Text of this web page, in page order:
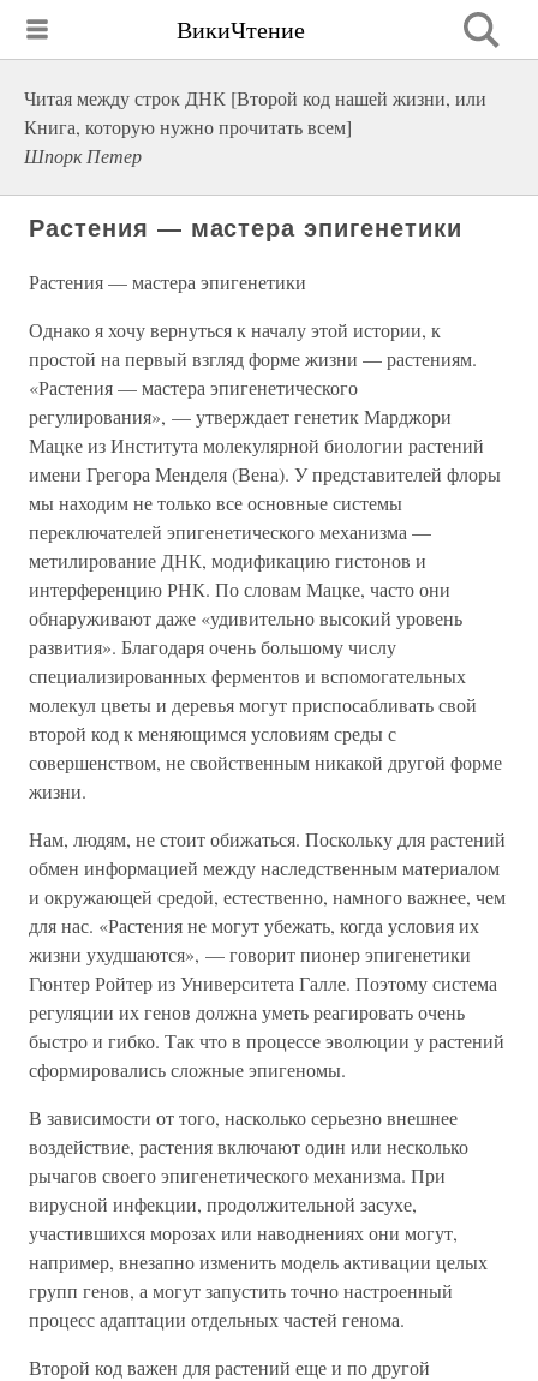
ВикиЧтение
Читая между строк ДНК [Второй код нашей жизни, или
Книга, которую нужно прочитать всем]
Шпорк Петер
Растения — мастера эпигенетики
Растения — мастера эпигенетики
Однако я хочу вернуться к началу этой истории, к
простой на первый взгляд форме жизни — растениям.
«Растения — мастера эпигенетического
регулирования», — утверждает генетик Марджори
Мацке из Института молекулярной биологии растений
имени Грегора Менделя (Вена). У представителей флоры
мы находим не только все основные системы
переключателей эпигенетического механизма —
метилирование ДНК, модификацию гистонов и
интерференцию РНК. По словам Мацке, часто они
обнаруживают даже «удивительно высокий уровень
развития». Благодаря очень большому числу
специализированных ферментов и вспомогательных
молекул цветы и деревья могут приспосабливать свой
второй код к меняющимся условиям среды с
совершенством, не свойственным никакой другой форме
жизни.
Нам, людям, не стоит обижаться. Поскольку для растений
обмен информацией между наследственным материалом
и окружающей средой, естественно, намного важнее, чем
для нас. «Растения не могут убежать, когда условия их
жизни ухудшаются», — говорит пионер эпигенетики
Гюнтер Ройтер из Университета Галле. Поэтому система
регуляции их генов должна уметь реагировать очень
быстро и гибко. Так что в процессе эволюции у растений
сформировались сложные эпигеномы.
В зависимости от того, насколько серьезно внешнее
воздействие, растения включают один или несколько
рычагов своего эпигенетического механизма. При
вирусной инфекции, продолжительной засухе,
участившихся морозах или наводнениях они могут,
например, внезапно изменить модель активации целых
групп генов, а могут запустить точно настроенный
процесс адаптации отдельных частей генома.
Второй код важен для растений еще и по другой